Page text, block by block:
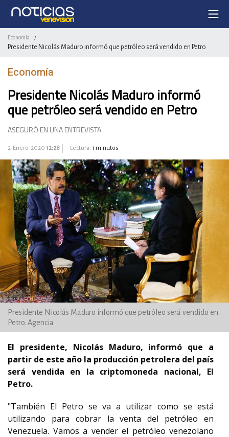
Economía /
Presidente Nicolás Maduro informó que petróleo será vendido en Petro
Economía
Presidente Nicolás Maduro informó
que petróleo será vendido en Petro
ASEGURÓ EN UNA ENTREVISTA
2-Enero-2020 12:28 Lectura: 1 minutos
Presidente Nicolás Maduro informó que petróleo será vendido en
Petro. Agencia
El presidente, Nicolás Maduro, informó que a
partir de este año la producción petrolera del país
será vendida en la criptomoneda nacional, El
Petro.
"También El Petro se va a utilizar como se está
utilizando para cobrar la venta del petróleo en
Venezuela. Vamos a vender el petróleo venezolano